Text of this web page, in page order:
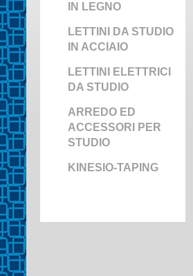
IN LEGNO
LETTINI DA STUDIO
IN ACCIAIO
LETTINI ELETTRICI
DA STUDIO
ARREDO ED
ACCESSORI PER
STUDIO
KINESIO-TAPING